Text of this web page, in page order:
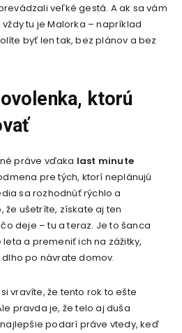
veľké gestá. A ak sa vám
tu je Malorka – napríklad
byť len tak, bez plánov a bez
ktorú
práve vďaka last minute
pre tých, ktorí neplánujú
sa rozhodnúť rýchlo a
že ušetríte, získate aj ten
deje – tu a teraz. Je to šanca
a premeniť ich na zážitky,
po návrate domov.
vravíte, že tento rok to ešte
pravda je, že telo aj duša
podarí práve vtedy, keď